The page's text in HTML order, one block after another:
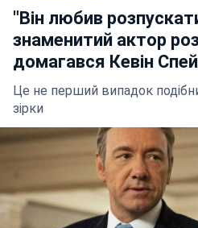
"Він любив
знаменитий актор
домагався Кевін
Це не перший випадок
зірки